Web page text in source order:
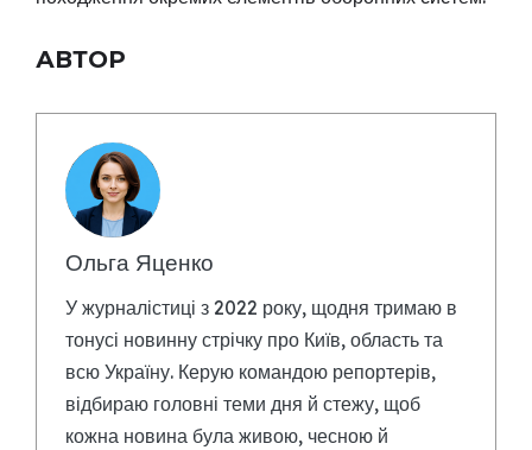
АВТОР
Ольга Яценко
У журналістиці з 2022 року, щодня тримаю в
тонусі новинну стрічку про Київ, область та
всю Україну. Керую командою репортерів,
відбираю головні теми дня й стежу, щоб
кожна новина була живою, чесною й